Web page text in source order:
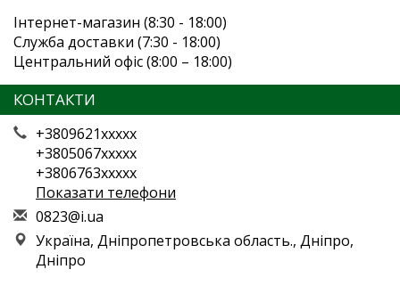
Інтернет-магазин (8:30 - 18:00)
Служба доставки (7:30 - 18:00)
Центральний офіс (8:00 – 18:00)
КОНТАКТИ
+3809621xxxxx
+3805067xxxxx
+3806763xxxxx
Показати телефони
0823@i.ua
Україна, Дніпропетровська область., Дніпро,
Дніпро